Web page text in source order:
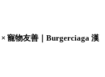
寵物友善｜Burgerciaga 漢